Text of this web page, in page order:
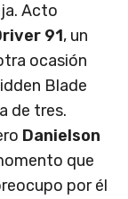
Acto
91, un
ocasión
Blade
de tres.
Danielson
que
por él